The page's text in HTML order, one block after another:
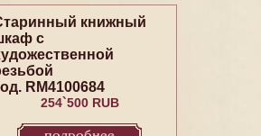
книжный
с
RM4100684
254`500 RUB